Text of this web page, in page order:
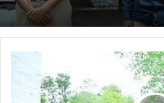
मुख्यमंत्री